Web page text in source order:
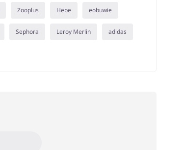
Zooplus Hebe eobuwie
Sephora Leroy Merlin adidas